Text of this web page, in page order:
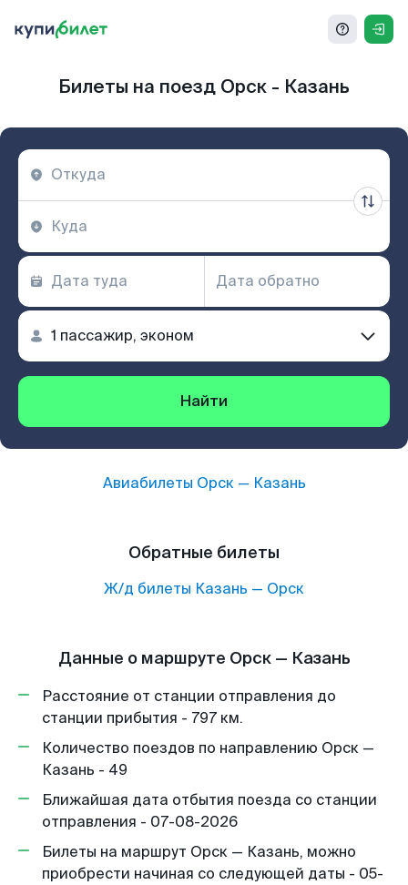
Билеты на поезд Орск - Казань
Найти
Авиабилеты Орск— Казань
Обратные билеты
Ж/д билеты Казань — Орск
Данные о маршруте Орск — Казань
Расстояние от станции отправления до
станции прибытия - 797 км.
Количество поездов по направлению Орск —
Казань - 49
Ближайшая дата отбытия поезда со станции
отправления - 07-08-2026
Билеты на маршрут Орск — Казань, можно
приобрести начиная со следующей даты - 05-